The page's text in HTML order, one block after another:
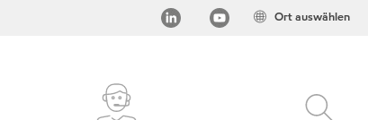
Ort auswählen